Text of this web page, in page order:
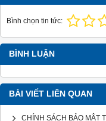
Bình chọn tin tức:
BÌNH LUẬN
BÀI VIẾT LIÊN QUAN
CHÍNH SÁCH BẢO MẬT